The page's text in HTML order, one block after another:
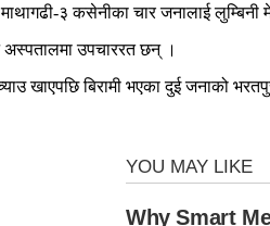
माथागढी-३ कसेनीका चार जनालाई
उपचाररत छन् ।
खाएपछि बिरामी भएका दुई जनाको